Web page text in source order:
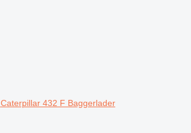
Caterpillar 432 F Baggerlader